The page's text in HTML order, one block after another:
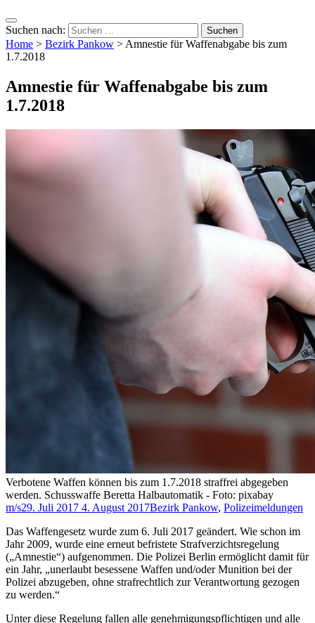
Suchen nach:
Home > Bezirk Pankow >Amnestie für Waffenabgabe bis zum
1.7.2018
Amnestie für Waffenabgabe bis zum
1.7.2018
Verbotene Waffen können bis zum 1.7.2018 straffrei abgegeben
werden. Schusswaffe Beretta Halbautomatik - Foto: pixabay
m/s29. Juli 2017 4. August 2017Bezirk Pankow, Polizeimeldungen
Das Waffengesetz wurde zum 6. Juli 2017 geändert. Wie schon im
Jahr 2009, wurde eine erneut befristete Strafverzichtsregelung
(„Amnestie“) aufgenommen. Die Polizei Berlin ermöglicht damit für
ein Jahr, „unerlaubt besessene Waffen und/oder Munition bei der
Polizei abzugeben, ohne strafrechtlich zur Verantwortung gezogen
zu werden.“
Unter diese Regelung fallen alle genehmigungspflichtigen und alle